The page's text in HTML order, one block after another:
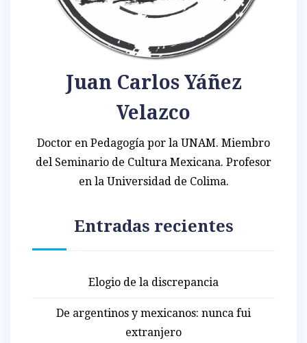
Juan Carlos Yáñez
Velazco
Doctor en Pedagogía por la UNAM. Miembro
del Seminario de Cultura Mexicana. Profesor
en la Universidad de Colima.
Entradas recientes
Elogio de la discrepancia
De argentinos y mexicanos: nunca fui
extranjero